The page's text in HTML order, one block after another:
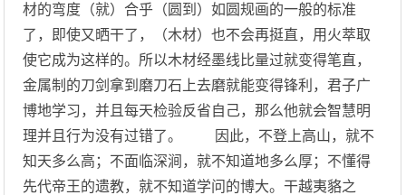
材的弯度（就）合乎（圆到）如圆规画的一般的标准
了，即使又晒干了，（木材）也不会再挺直，用火萃取
使它成为这样的。所以木材经墨线比量过就变得笔直，
金属制的刀剑拿到磨刀石上去磨就能变得锋利，君子广
博地学习，并且每天检验反省自己，那么他就会智慧明
理并且行为没有过错了。 因此，不登上高山，就不
知天多么高；不面临深涧，就不知道地多么厚；不懂得
先代帝王的遗教，就不知道学问的博大。干越夷貉之